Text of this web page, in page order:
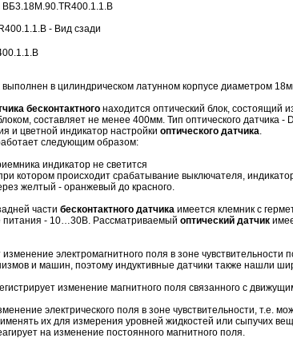
ВБ3.18М.90.TR400.1.1.B
выполнен в цилиндрическом латунном корпусе диаметром
бесконтактного находится оптический блок, состоящий
составляет не менее 400мм. Тип оптического датчика
и цветной индикатор настройки оптического датчика.
следующим образом:
индикатор не светится
котором происходит срабатывание выключателя,
желтый - оранжевый до красного.
части бесконтактного датчика имеется клемник с
- 10…30В. Рассматриваемый оптический датчик
изменение электромагнитного поля в зоне
и машин, поэтому индуктивные датчики также нашли
изменение магнитного поля связанного с
электрического поля в зоне чувствительности, т.е.
их для измерения уровней жидкостей или сыпучих
на изменение постоянного магнитного поля.